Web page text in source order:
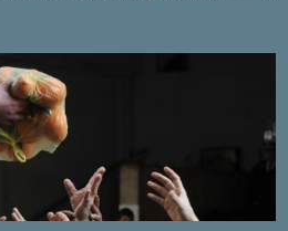
ολοκληρώθηκε με τη νίκη τους στον
και τα δυσάρεστα. Τα πολύ